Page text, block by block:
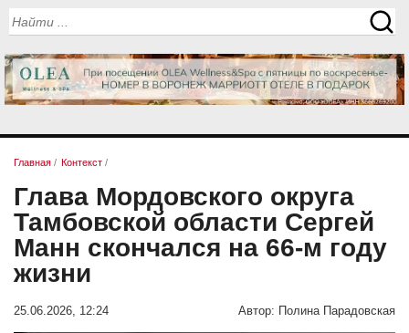
Главная / Контекст /
Глава Мордовского округа
Тамбовской области Сергей
Манн скончался на 66-м году
жизни
25.06.2026, 12:24 Автор: Полина Парадовская